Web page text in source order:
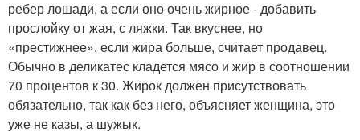
ребер лошади, а если оно очень жирное - добавить
прослойку от жая, с ляжки. Так вкуснее, но
«престижнее», если жира больше, считает продавец.
Обычно в деликатес кладется мясо и жир в соотношении
70 процентов к 30. Жирок должен присутствовать
обязательно, так как без него, объясняет женщина, это
уже не казы, а шужык.